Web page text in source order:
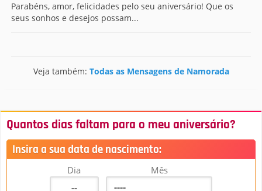
Parabéns, amor, felicidades pelo seu aniversário! Que os
seus sonhos e desejos possam...
Veja também: Todas as Mensagens de Namorada
Quantos dias faltam para o meu aniversário?
Insira a sua data de nascimento:
Dia Mês